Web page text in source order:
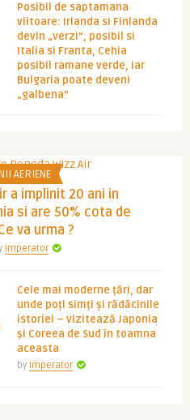
Posibil de saptamana
viitoare: Irlanda si Finlanda
devin „verzi”, posibil si
Italia si Franta, Cehia
posibil ramane verde, iar
Bulgaria poate deveni
„galbena”
AERIENE
a implinit 20 ani in
si are 50% cota de
va urma ?
Imperator
Cele mai moderne țări, dar
unde poți simți și rădăcinile
istoriei – vizitează Japonia
și Coreea de Sud în toamna
aceasta
by Imperator